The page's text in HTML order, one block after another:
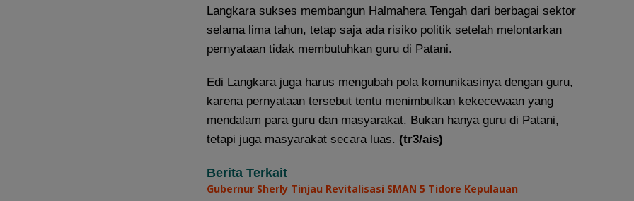
Langkara sukses membangun Halmahera Tengah dari berbagai sektor
selama lima tahun, tetap saja ada risiko politik setelah melontarkan
pernyataan tidak membutuhkan guru di Patani.
Edi Langkara juga harus mengubah pola komunikasinya dengan guru,
karena pernyataan tersebut tentu menimbulkan kekecewaan yang
mendalam para guru dan masyarakat. Bukan hanya guru di Patani,
tetapi juga masyarakat secara luas. (tr3/ais)
Berita Terkait
Gubernur Sherly Tinjau Revitalisasi SMAN 5 Tidore Kepulauan